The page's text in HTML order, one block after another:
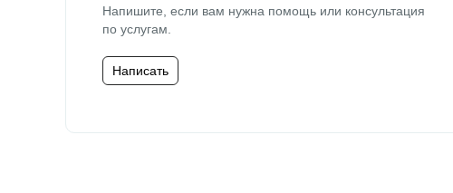
Напишите, если вам нужна помощь или консультация
по услугам.
Написать